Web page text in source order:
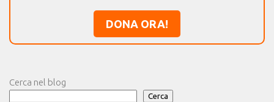
DONA ORA!
Cerca nel blog
Cerca